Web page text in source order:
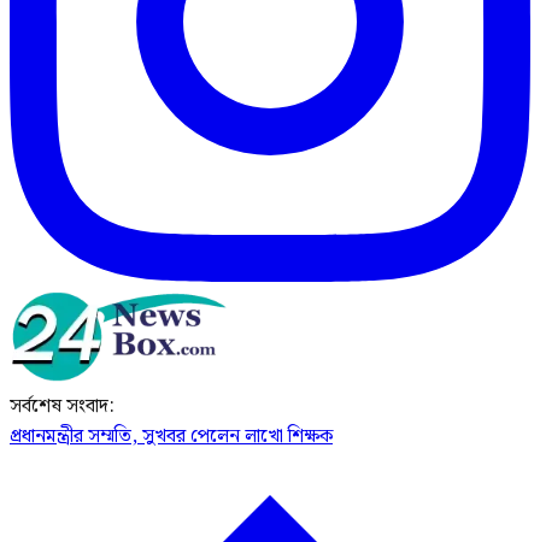
সর্বশেষ সংবাদ:
প্রধানমন্ত্রীর সম্মতি, সুখবর পেলেন লাখো শিক্ষক